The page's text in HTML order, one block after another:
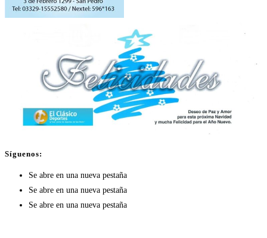
Síguenos:
Se abre en una nueva pestaña
Se abre en una nueva pestaña
Se abre en una nueva pestaña